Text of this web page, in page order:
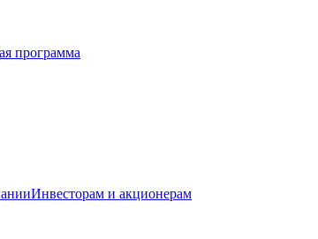
программа
Инвесторам и акционерам